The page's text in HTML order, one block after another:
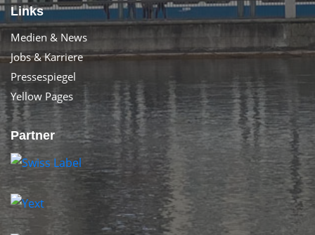
Links
Medien & News
Jobs & Karriere
Pressespiegel
Yellow Pages
Partner